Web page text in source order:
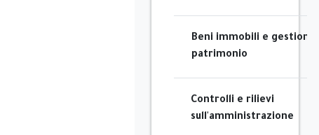
Beni immobili e gestione
patrimonio
Controlli e rilievi
sull'amministrazione